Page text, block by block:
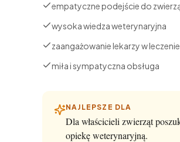
empatyczne podejście do
wysoka wiedza weterynaryjna
zaangażowanie lekarzy w leczenie
miła i sympatyczna obsługa
NAJLEPSZE DLA
Dla właścicieli zwierząt
opiekę weterynaryjną.